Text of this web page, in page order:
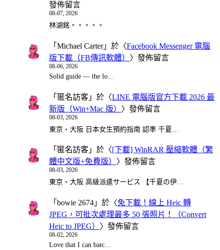
發佈留言
08-07, 2026
林湖銘。。。。。
「 Michael Carter」於〈Facebook Messenger 電腦
版下載（FB傳訊軟體） 〉發佈留言
08-06, 2026
Solid guide — the lo…
「 匿名訪客 」於〈LINE 電腦版官方下載 2026 最
新版（Win+Mac 版） 〉發佈留言
08-03, 2026
東京・大阪 日本女生預約指南 認準 千夏…
「 匿名訪客 」於〈[下載] WinRAR 壓縮軟體（繁
體中文版+免費版） 〉發佈留言
08-03, 2026
東京・大阪 高級派遣サービス 【千夏の伊…
「 bowie 2674 」於〈免下載！線上 Heic 轉
JPEG，可批次處理最多 50 張照片！（Convert
Heic to JPEG） 〉發佈留言
08-02, 2026
Love that I can batc…